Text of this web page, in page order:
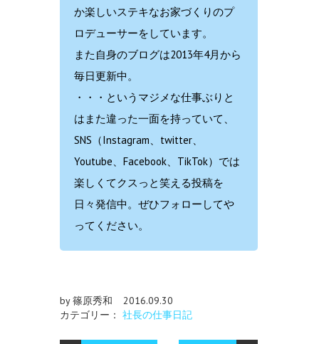
か楽しいステキなお家づくりのプ
ロデューサーをしています。
また自身のブログは2013年4月から
毎日更新中。
・・・というマジメな仕事ぶりと
はまた違った一面を持っていて、
SNS（Instagram、twitter、
Youtube、Facebook、TikTok）では
楽しくてクスっと笑える投稿を
日々発信中。ぜひフォローしてや
ってください。
by 篠原秀和
2016.09.30
カテゴリー： 社長の仕事日記